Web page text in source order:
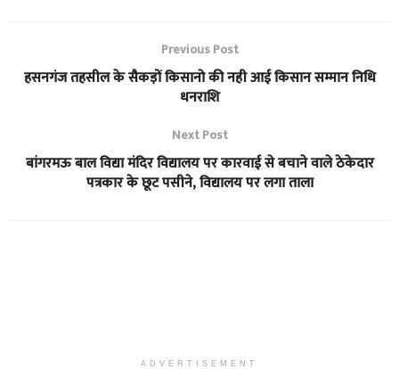
Previous Post
हसनगंज तहसील के सैकड़ों किसानो की नही आई किसान सम्मान निधि
धनराशि
Next Post
बांगरमऊ बाल विद्या मंदिर विद्यालय पर कारवाई से बचाने वाले ठेकेदार
पत्रकार के छूट पसीने, विद्यालय पर लगा ताला
ADVERTISEMENT